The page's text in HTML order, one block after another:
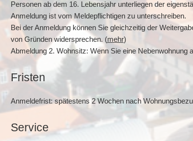
Personen ab dem 16. Lebensjahr unterliegen der
Anmeldung ist vom Meldepflichtigen zu unterschreiben.
Bei der Anmeldung können Sie gleichzeitig der
von Gründen widersprechen. (mehr)
Abmeldung 2. Wohnsitz: Wenn Sie eine
Fristen
Anmeldefrist: spätestens 2 Wochen nach
Service